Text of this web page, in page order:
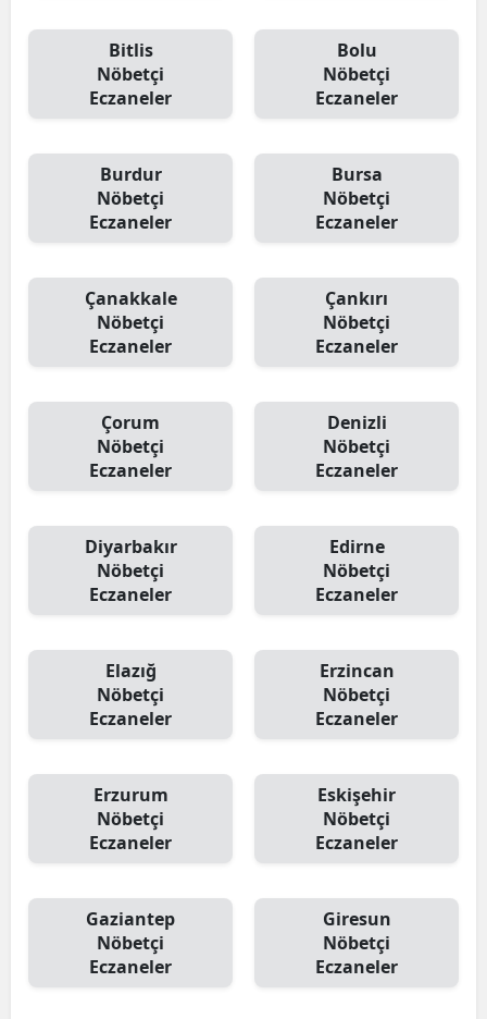
Bitlis
Nöbetçi
Eczaneler
Bolu
Nöbetçi
Eczaneler
Burdur
Nöbetçi
Eczaneler
Bursa
Nöbetçi
Eczaneler
Çanakkale
Nöbetçi
Eczaneler
Çankırı
Nöbetçi
Eczaneler
Çorum
Nöbetçi
Eczaneler
Denizli
Nöbetçi
Eczaneler
Diyarbakır
Nöbetçi
Eczaneler
Edirne
Nöbetçi
Eczaneler
Elazığ
Nöbetçi
Eczaneler
Erzincan
Nöbetçi
Eczaneler
Erzurum
Nöbetçi
Eczaneler
Eskişehir
Nöbetçi
Eczaneler
Gaziantep
Nöbetçi
Eczaneler
Giresun
Nöbetçi
Eczaneler